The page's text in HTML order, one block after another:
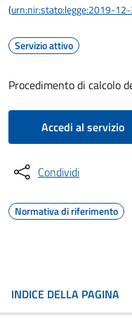
(urn:nir:stato:legge:2019-
Servizio attivo
Procedimento di calcolo
Accedi al servizio
Condividi
Normativa di riferimento
INDICE DELLA PAGINA